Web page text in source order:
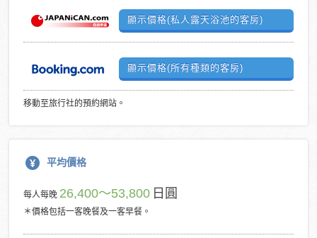
顯示價格(私人露天浴池的客房)
顯示價格(所有種類的客房)
移動至旅行社的預約網站。
平均價格
每人每晚 26,400～53,800 日圓
＊價格包括一客晚餐及一客早餐。